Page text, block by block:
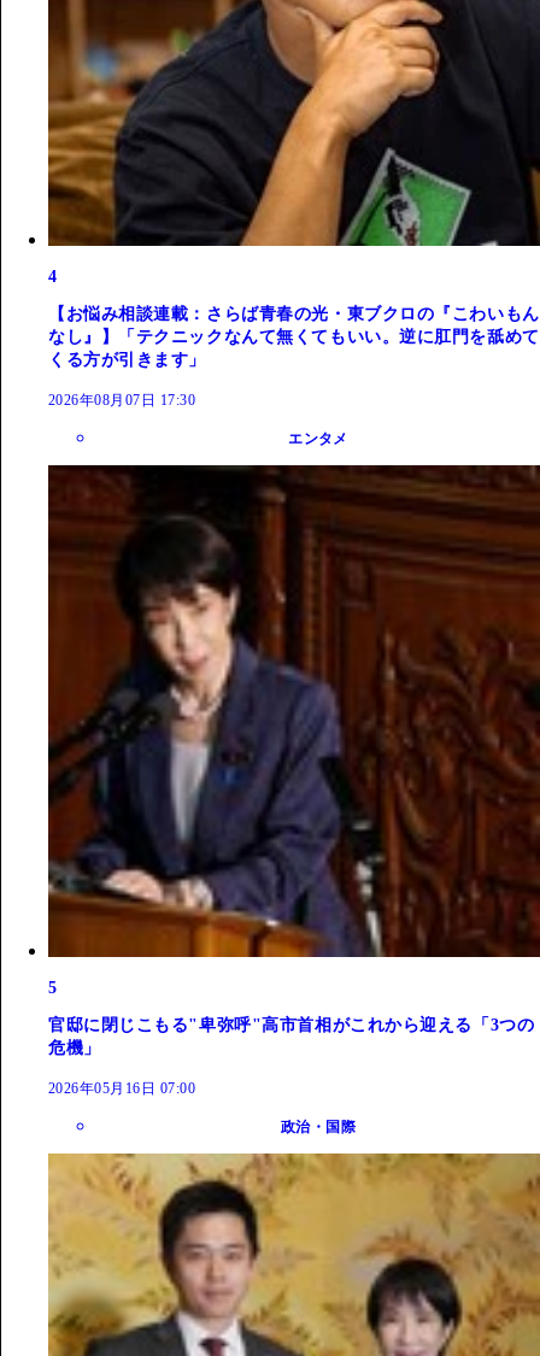
4
【お悩み相談連載：さらば青春の光・東ブクロの『こわいもん
なし』】「テクニックなんて無くてもいい。逆に肛門を舐めて
くる方が引きます」
2026年08月07日 17:30
エンタメ
5
官邸に閉じこもる"卑弥呼"高市首相がこれから迎える「3つの
危機」
2026年05月16日 07:00
政治・国際